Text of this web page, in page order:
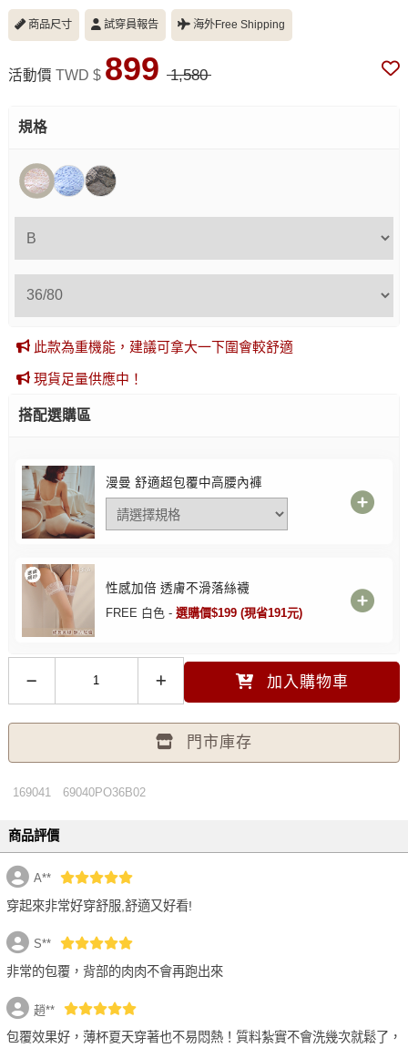
商品尺寸 試穿員報告 海外Free Shipping
活動價 TWD $ 899 1,580
規格
此款為重機能，建議可拿大一下圍會較舒適
現貨足量供應中！
搭配選購區
漫曼 舒適超包覆中高腰內褲
性感加倍 透膚不滑落絲襪
FREE 白色 - 選購價$199 (現省191元)
加入購物車
門市庫存
169041 69040PO36B02
商品評價
A**
穿起來非常好穿舒服,舒適又好看!
S**
非常的包覆，背部的肉肉不會再跑出來
趙**
包覆效果好，薄杯夏天穿著也不易悶熱！質料紮實不會洗幾次就鬆了，